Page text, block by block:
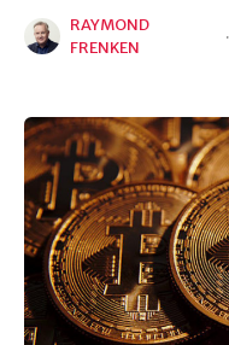
RAYMOND
FRENKEN
·